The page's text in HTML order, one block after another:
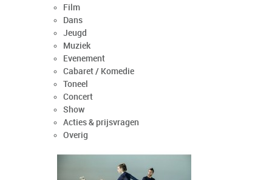
Film
Dans
Jeugd
Muziek
Evenement
Cabaret / Komedie
Toneel
Concert
Show
Acties & prijsvragen
Overig